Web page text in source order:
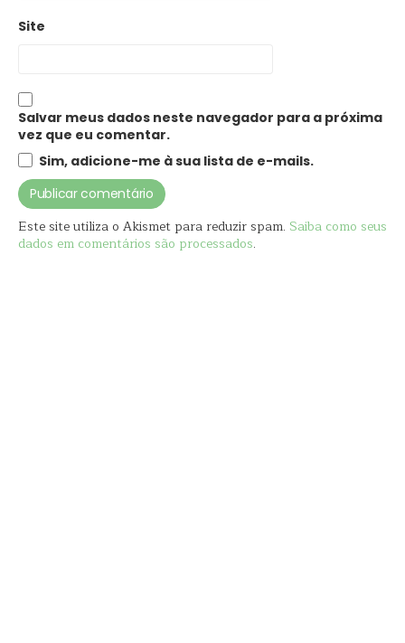
Site
Salvar meus dados neste navegador para a próxima
vez que eu comentar.
Sim, adicione-me à sua lista de e-mails.
Este site utiliza o Akismet para reduzir spam. Saiba como seus
dados em comentários são processados.